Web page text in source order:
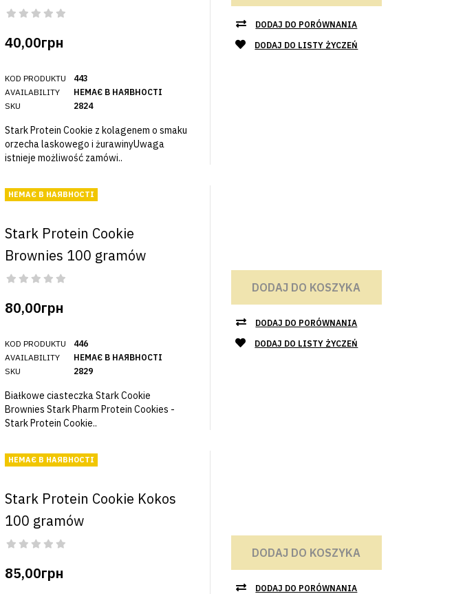
40,00грн
KOD PRODUKTU
AVAILABILITY
SKU
443
НЕМАЄ В НАЯВНОСТІ
2824
Stark Protein Cookie z kolagenem o smaku
orzecha laskowego i żurawinyUwaga
istnieje możliwość zamówi..
DODAJ DO PORÓWNANIA
DODAJ DO LISTY ŻYCZEŃ
НЕМАЄ В НАЯВНОСТІ
Stark Protein Cookie
Brownies 100 gramów
80,00грн
KOD PRODUKTU
AVAILABILITY
SKU
446
НЕМАЄ В НАЯВНОСТІ
2829
Białkowe ciasteczka Stark Cookie
Brownies Stark Pharm Protein Cookies -
Stark Protein Cookie..
DODAJ DO KOSZYKA
DODAJ DO PORÓWNANIA
DODAJ DO LISTY ŻYCZEŃ
НЕМАЄ В НАЯВНОСТІ
Stark Protein Cookie Kokos
100 gramów
85,00грн
DODAJ DO KOSZYKA
DODAJ DO PORÓWNANIA